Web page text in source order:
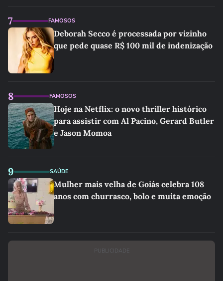
7 FAMOSOS
Deborah Secco é processada por vizinho
que pede quase R$ 100 mil de indenização
8 FAMOSOS
Hoje na Netflix: o novo thriller histórico
para assistir com Al Pacino, Gerard Butler
e Jason Momoa
9 SAÚDE
Mulher mais velha de Goiás celebra 108
anos com churrasco, bolo e muita emoção
PUBLICIDADE